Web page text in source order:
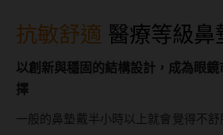
抗敏舒適 醫療等級鼻
以創新與穩固的結構設計，成為眼
擇
一般的鼻墊戴半小時以上就會覺得不